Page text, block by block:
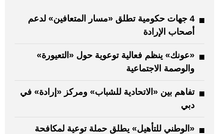
4 جهات حكومية تطلق «مسار المتعافين» لدعم
أصحاب الإرادة
«عونك» ينظم فعالية توعوية حول «التعيورة»
والوصمة الاجتماعية
تفاهم بين «الاتحادية للشباب» ومركز «إرادة» في
دبي
«الوطني للتأهيل» يطلق حملة توعية لمكافحة